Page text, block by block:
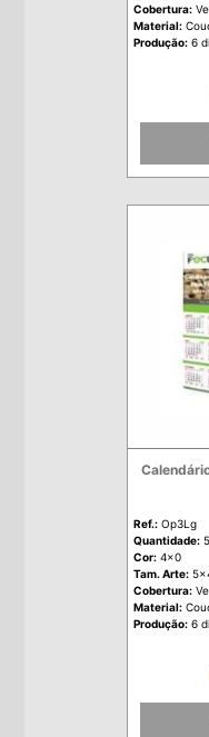
Cobertura:
Material:
Produção: 6
Ref.: Op3Lg
Quantidade:
Cor: 4x0
Tam. Arte:
Cobertura:
Material:
Produção: 6